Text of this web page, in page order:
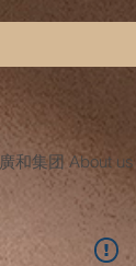
廣和集团 About us